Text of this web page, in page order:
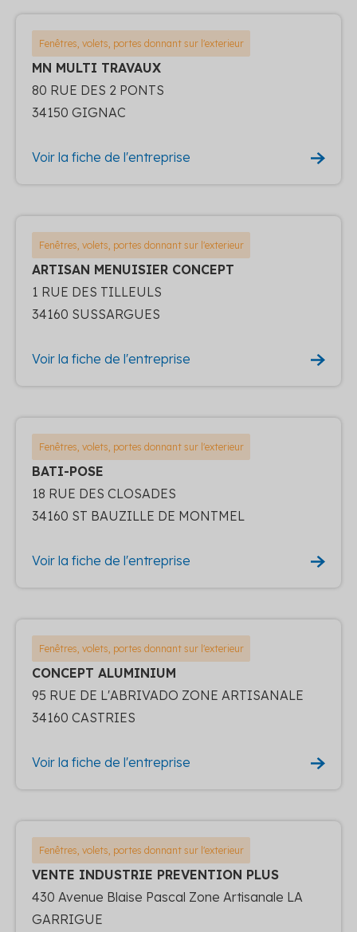
Fenêtres, volets, portes donnant sur l'exterieur
MN MULTI TRAVAUX
80 RUE DES 2 PONTS
34150 GIGNAC
Voir la fiche de l'entreprise
Fenêtres, volets, portes donnant sur l'exterieur
ARTISAN MENUISIER CONCEPT
1 RUE DES TILLEULS
34160 SUSSARGUES
Voir la fiche de l'entreprise
Fenêtres, volets, portes donnant sur l'exterieur
BATI-POSE
18 RUE DES CLOSADES
34160 ST BAUZILLE DE MONTMEL
Voir la fiche de l'entreprise
Fenêtres, volets, portes donnant sur l'exterieur
CONCEPT ALUMINIUM
95 RUE DE L'ABRIVADO ZONE ARTISANALE
34160 CASTRIES
Voir la fiche de l'entreprise
Fenêtres, volets, portes donnant sur l'exterieur
VENTE INDUSTRIE PREVENTION PLUS
430 Avenue Blaise Pascal Zone Artisanale LA
GARRIGUE